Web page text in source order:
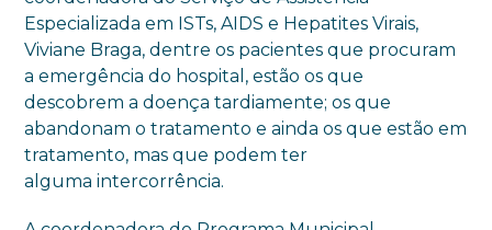
Especializada em ISTs, AIDS e Hepatites Virais,
Viviane Braga, dentre os pacientes que procuram
a emergência do hospital, estão os que
descobrem a doença tardiamente; os que
abandonam o tratamento e ainda os que estão em
tratamento, mas que podem ter
alguma intercorrência.